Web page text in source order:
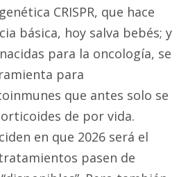
CRISPR, que hace
básica, hoy salva bebés; y
para la oncología, se
para
que antes solo se
de por vida.
en que 2026 será el
pasen de